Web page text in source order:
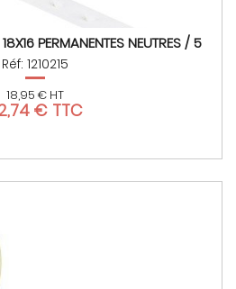
PERMANENTES NEUTRES / 5
Réf: 1210215
18,95 € HT
€ TTC